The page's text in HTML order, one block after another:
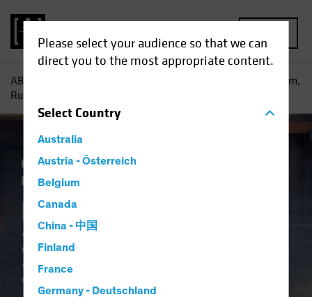
Please select your audience so that we can
direct you to the most appropriate content.
SelectCountry
Australia
Austria - Österreich
Belgium
Canada
China - 中国
Finland
France
Germany - Deutschland
AB
Die USA im Zollsturm,
Runde Zwei
Gesetzliche Auflagen
Inflation
Die USA im
Zollsturm, Runde
Zwei